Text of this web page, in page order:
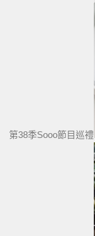
第38季Sooo節目巡禮